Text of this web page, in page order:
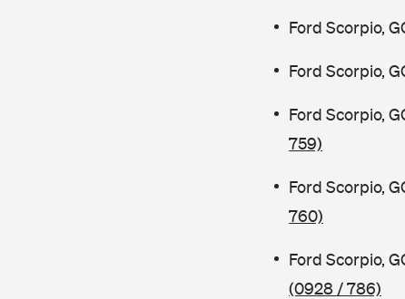
Ford Scorpio,
Ford Scorpio,
Ford Scorpio,
759)
Ford Scorpio,
760)
Ford Scorpio,
(0928 / 786)